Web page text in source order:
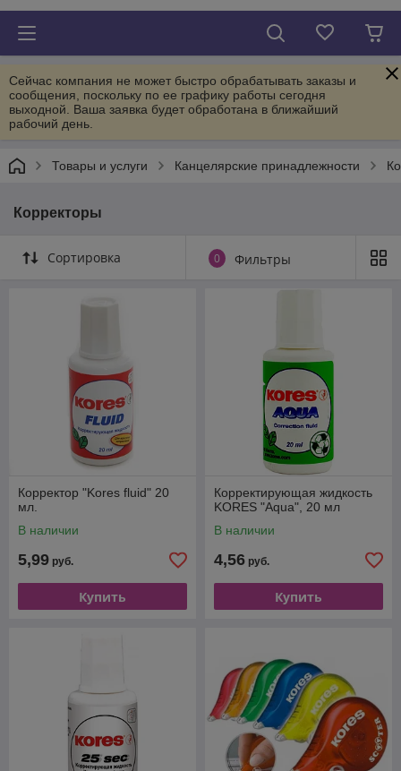
Сейчас компания не может быстро обрабатывать заказы и
сообщения, поскольку по ее графику работы сегодня
выходной. Ваша заявка будет обработана в ближайший
рабочий день.
Товары и услуги Канцелярские принадлежности
Корректоры
Сортировка 0 Фильтры
Корректор "Kores fluid" 20
мл.
В наличии
5,99 руб.
Купить
Корректирующая жидкость
KORES "Aqua", 20 мл
В наличии
4,56 руб.
Купить